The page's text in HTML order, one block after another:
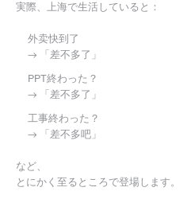
実際、上海で生活していると：
外卖快到了
→ 「差不多了」
PPT終わった？
→ 「差不多了」
工事終わった？
→ 「差不多吧」
など、
とにかく至るところで登場します。